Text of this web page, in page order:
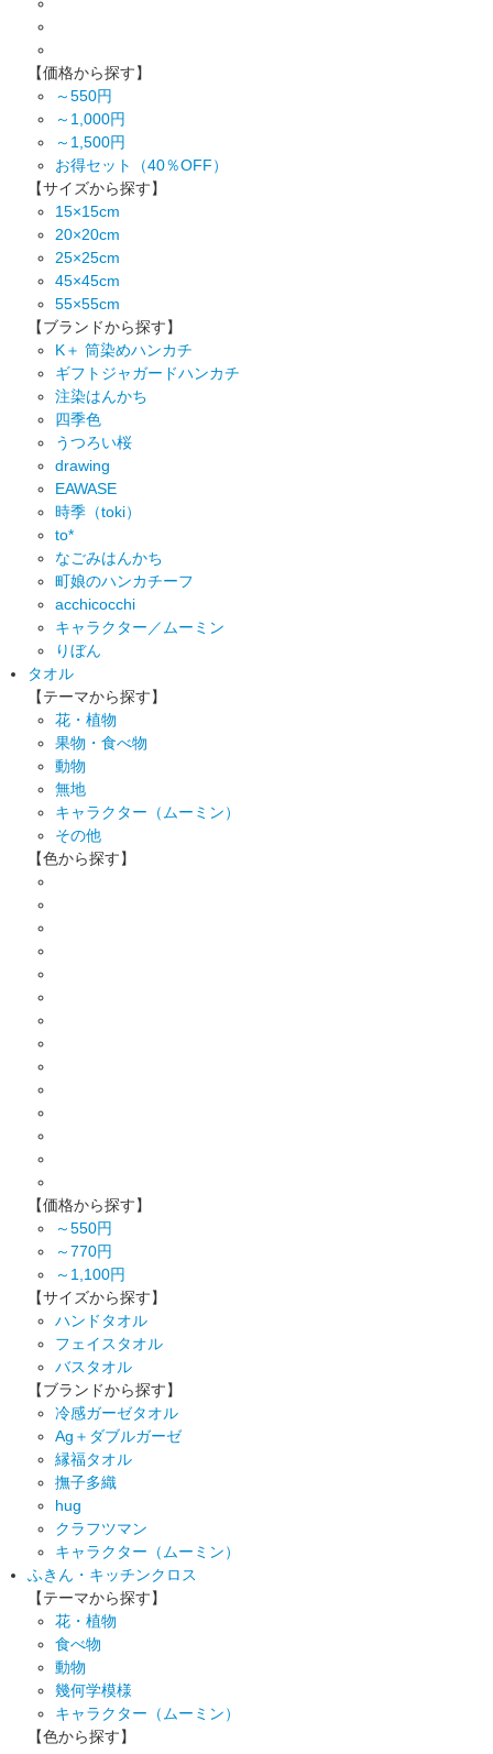
【価格から探す】
～550円
～1,000円
～1,500円
お得セット（40％OFF）
【サイズから探す】
15×15cm
20×20cm
25×25cm
45×45cm
55×55cm
【ブランドから探す】
K＋ 筒染めハンカチ
ギフトジャガードハンカチ
注染はんかち
四季色
うつろい桜
drawing
EAWASE
時季（toki）
to*
なごみはんかち
町娘のハンカチーフ
acchicocchi
キャラクター／ムーミン
りぼん
タオル
【テーマから探す】
花・植物
果物・食べ物
動物
無地
キャラクター（ムーミン）
その他
【色から探す】
【価格から探す】
～550円
～770円
～1,100円
【サイズから探す】
ハンドタオル
フェイスタオル
バスタオル
【ブランドから探す】
冷感ガーゼタオル
Ag＋ダブルガーゼ
縁福タオル
撫子多織
hug
クラフツマン
キャラクター（ムーミン）
ふきん・キッチンクロス
【テーマから探す】
花・植物
食べ物
動物
幾何学模様
キャラクター（ムーミン）
【色から探す】